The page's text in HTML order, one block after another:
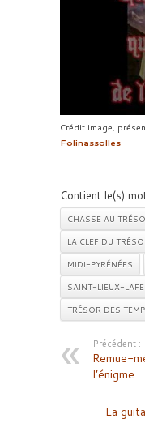
Crédit image,
Folinassolles
Contient le(s)
CHASSE AU
LA CLEF DU
MIDI-PYRÉNÉES
SAINT-LIEUX-
TRÉSOR DES
Précédent :
Remue-
l’énigme
La